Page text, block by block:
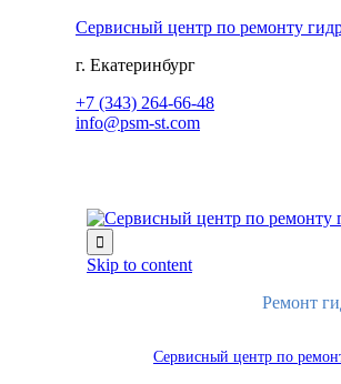
Сервисный центр по ремонту
г. Екатеринбург
+7 (343) 264-66-48
info@psm-st.com

Skip to content
Ремонт
Сервисный центр по